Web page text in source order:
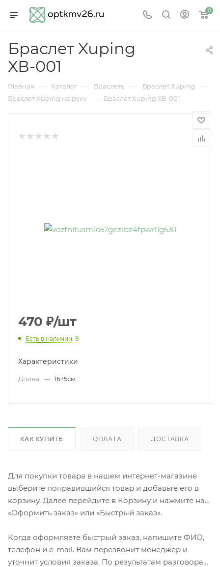
0
Браслет Xuping
ХВ-001
Главная — Каталог — Браслеты — Браслет Xuping —
Браслет Xuping на руку — Браслет Xuping ХВ-001
470 ₽/шт
Есть в наличии: 9
Характеристики
Длина — 16+5см
КАК КУПИТЬ ОПЛАТА ДОСТАВКА
Для покупки товара в нашем интернет-магазине
выберите понравившийся товар и добавьте его в
корзину. Далее перейдите в Корзину и нажмите на
«Оформить заказ» или «Быстрый заказ».
Когда оформляете быстрый заказ, напишите ФИО,
телефон и e-mail. Вам перезвонит менеджер и
уточнит условия заказа. По результатам разговора